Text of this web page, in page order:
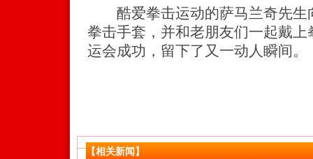
酷爱拳击运动的萨马兰奇先生
拳击手套，并和老朋友们一起戴
运会成功，留下了又一动人瞬间。
【相关新闻】